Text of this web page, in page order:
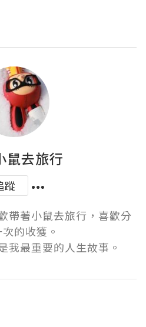
鼠去旅行
蹤
帶著小鼠去旅行，喜歡分
的收獲。
我最重要的人生故事。